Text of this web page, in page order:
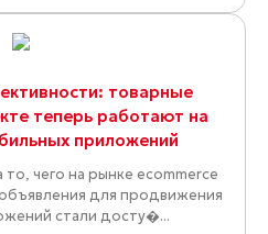
товарные
теперь работают на
приложений
чего на рынке ecommerce
для продвижения
стали досту�...